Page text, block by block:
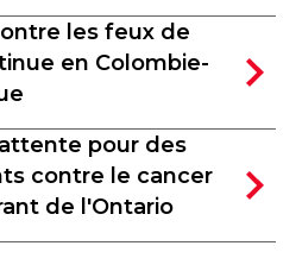
les feux de
en Colombie-
pour des
contre le cancer
de l'Ontario